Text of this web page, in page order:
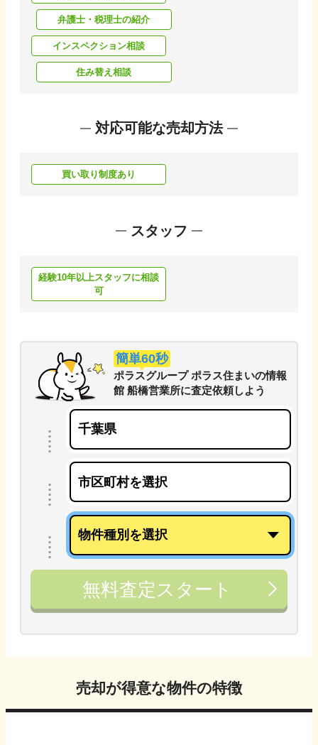
弁護士・税理士の紹介
インスペクション相談
住み替え相談
対応可能な売却方法
買い取り制度あり
スタッフ
経験10年以上スタッフに相談
可
簡単60秒
ポラスグループ ポラス住まいの情報
館 船橋営業所に査定依頼しよう
無料査定スタート
売却が得意な物件の特徴